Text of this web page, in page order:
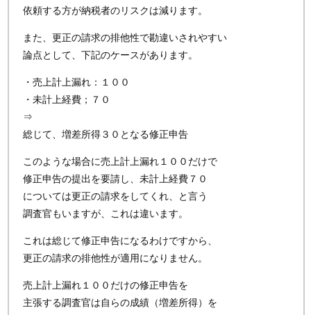
依頼する方が納税者のリスクは減ります。
また、更正の請求の排他性で勘違いされやすい
論点として、下記のケースがあります。
・売上計上漏れ：１００
・未計上経費；７０
⇒
総じて、増差所得３０となる修正申告
このような場合に売上計上漏れ１００だけで
修正申告の提出を要請し、未計上経費７０
については更正の請求をしてくれ、と言う
調査官もいますが、これは違います。
これは総じて修正申告になるわけですから、
更正の請求の排他性が適用になりません。
売上計上漏れ１００だけの修正申告を
主張する調査官は自らの成績（増差所得）を